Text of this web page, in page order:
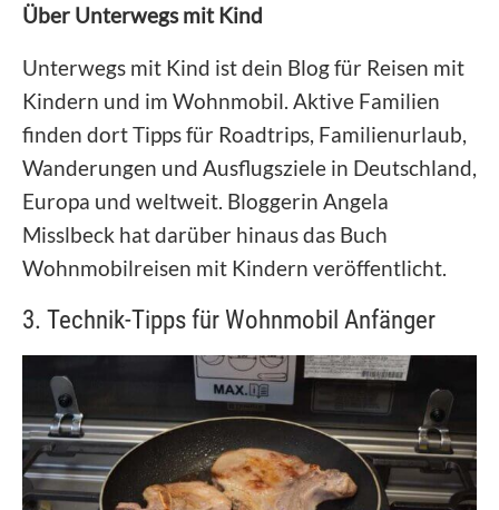
Über Unterwegs mit Kind
Unterwegs mit Kind ist dein Blog für Reisen mit
Kindern und im Wohnmobil. Aktive Familien
finden dort Tipps für Roadtrips, Familienurlaub,
Wanderungen und Ausflugsziele in Deutschland,
Europa und weltweit. Bloggerin Angela
Misslbeck hat darüber hinaus das Buch
Wohnmobilreisen mit Kindern veröffentlicht.
3. Technik-Tipps für Wohnmobil Anfänger